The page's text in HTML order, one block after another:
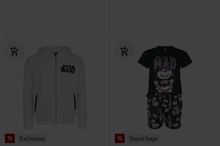
% Exclusivo % Stock bajo